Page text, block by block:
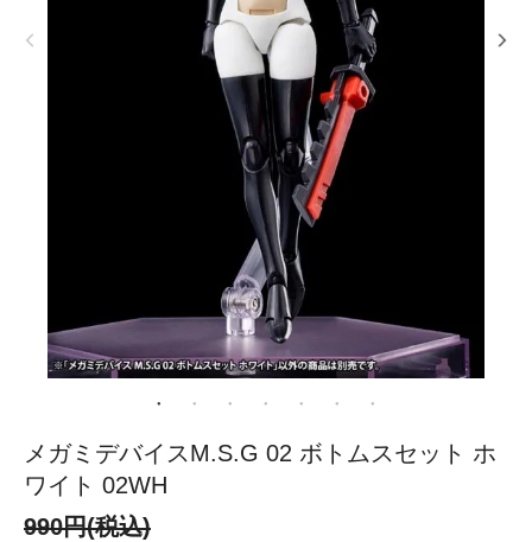
メガミデバイスM.S.G 02 ボトムスセット ホ
ワイト 02WH
990円(税込)